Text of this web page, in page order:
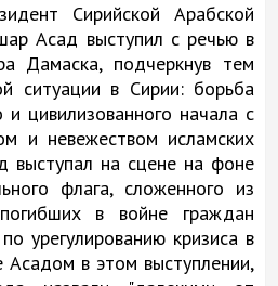
Сирийской Арабской
Асад выступил с речью в
Дамаска, подчеркнув тем
ситуации в Сирии: борьба
и цивилизованного начала с
и невежеством исламских
выступал на сцене на фоне
флага, сложенного из
в войне граждан
урегулированию кризиса в
в этом выступлении,